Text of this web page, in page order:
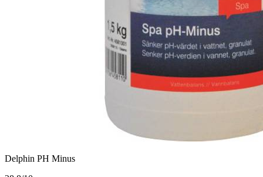
Delphin PH Minus